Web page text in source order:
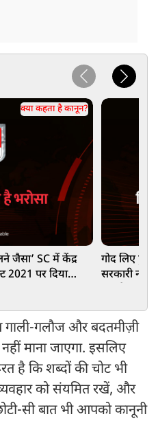
क्या कहता है कानून?
जैसा’ SC में केंद्र
2021 पर दिया
गोद लिए हुए
सरकारी
गलौज और बदतमीज़ी
माना जाएगा. इसलिए
है कि शब्दों की चोट भी
को संयमित रखें, और
सी बात भी आपको कानूनी